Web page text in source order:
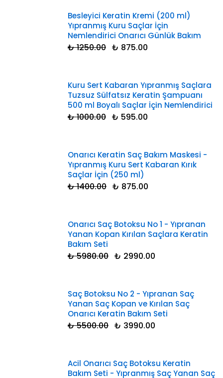
Besleyici Keratin Kremi (200 ml)
Yıpranmış Kuru Saçlar İçin
Nemlendirici Onarıcı Günlük Bakım
₺ 1250.00 ₺ 875.00
Kuru Sert Kabaran Yıpranmış Saçlara
Tuzsuz Sülfatsız Keratin Şampuanı
500 ml Boyalı Saçlar İçin Nemlendirici
₺ 1000.00 ₺ 595.00
Onarıcı Keratin Saç Bakım Maskesi -
Yıpranmış Kuru Sert Kabaran Kırık
Saçlar İçin (250 ml)
₺ 1400.00 ₺ 875.00
Onarıcı Saç Botoksu No 1 - Yıpranan
Yanan Kopan Kırılan Saçlara Keratin
Bakım Seti
₺ 5980.00 ₺ 2990.00
Saç Botoksu No 2 - Yıpranan Saç
Yanan Saç Kopan ve Kırılan Saç
Onarıcı Keratin Bakım Seti
₺ 5500.00 ₺ 3990.00
Acil Onarıcı Saç Botoksu Keratin
Bakım Seti - Yıpranmış Saç Yanan Saç